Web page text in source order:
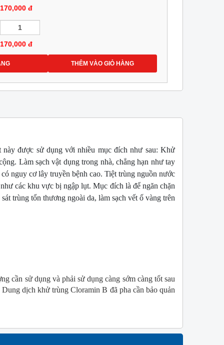
170,000 đ
170,000 đ
THÊM VÀO GIỎ HÀNG
được sử dụng với nhiều mục đích như sau: Khử
Làm sạch vật dụng trong nhà, chẳng hạn như tay
nguy cơ lây truyền bệnh cao. Tiệt trùng nguồn nước
các khu vực bị ngập lụt. Mục đích là để ngăn chặn
sát trùng tổn thương ngoài da​, làm sạch vết ố vàng trên
cần sử dụng và phải sử dụng càng sớm càng tốt sau
dịch khử trùng Cloramin B đã pha cần bảo quản